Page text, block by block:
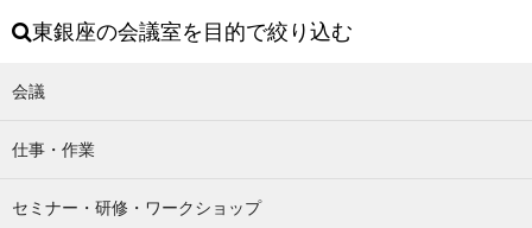
東銀座の会議室を目的で絞り込む
会議
仕事・作業
セミナー・研修・ワークショップ